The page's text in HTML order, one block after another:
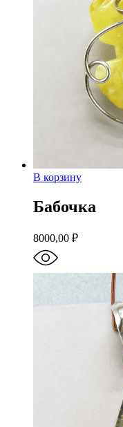
В корзину
Бабочка
8000,00 ₽